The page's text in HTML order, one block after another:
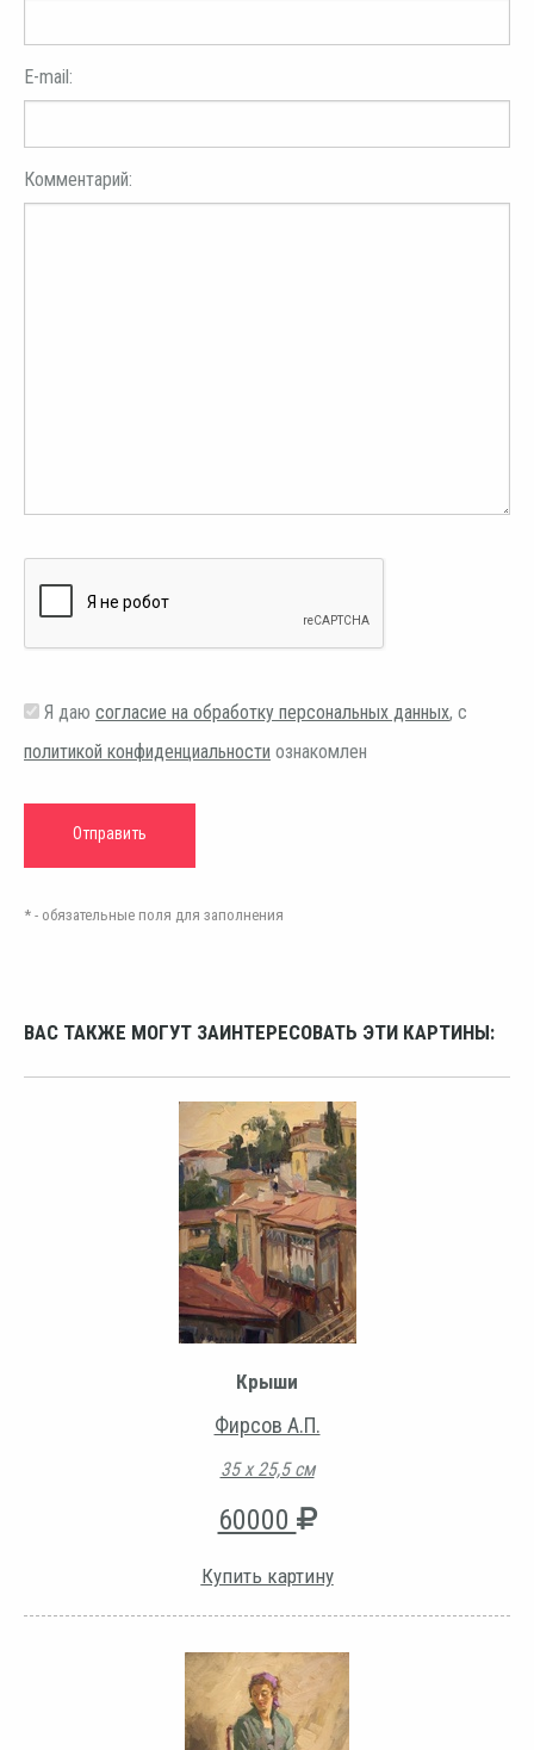
E-mail:
Комментарий:
Я даю согласие на обработку персональных данных, с
политикой конфиденциальности ознакомлен
* - обязательные поля для заполнения
ВАС ТАКЖЕ МОГУТ ЗАИНТЕРЕСОВАТЬ ЭТИ КАРТИНЫ:
Крыши
Фирсов А.П.
35 х 25,5 см
60000
Купить картину